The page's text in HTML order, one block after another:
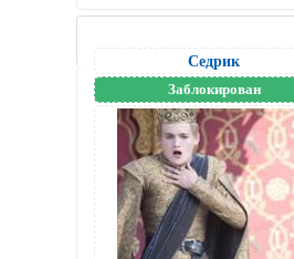
Седрик
Заблокирован